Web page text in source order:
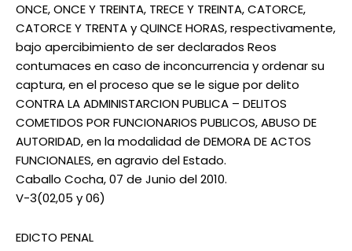
ONCE, ONCE Y TREINTA, TRECE Y TREINTA, CATORCE,
CATORCE Y TRENTA y QUINCE HORAS, respectivamente,
bajo apercibimiento de ser declarados Reos
contumaces en caso de inconcurrencia y ordenar su
captura, en el proceso que se le sigue por delito
CONTRA LA ADMINISTARCION PUBLICA – DELITOS
COMETIDOS POR FUNCIONARIOS PUBLICOS, ABUSO DE
AUTORIDAD, en la modalidad de DEMORA DE ACTOS
FUNCIONALES, en agravio del Estado.
Caballo Cocha, 07 de Junio del 2010.
V-3(02,05 y 06)
EDICTO PENAL